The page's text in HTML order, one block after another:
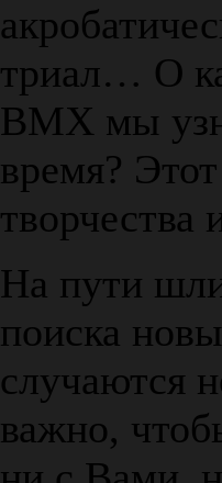
триал… О
BMX мы
время?
На пути
поиска
случаются
важно,